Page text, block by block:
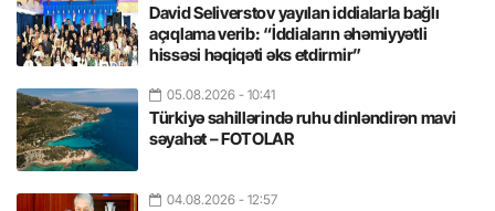
David Seliverstov yayılan iddialarla bağlı
açıqlama verib: “İddiaların əhəmiyyətli
hissəsi həqiqəti əks etdirmir”
05.08.2026 - 10:41
Türkiyə sahillərində ruhu dinləndirən mavi
səyahət – FOTOLAR
04.08.2026 - 12:57